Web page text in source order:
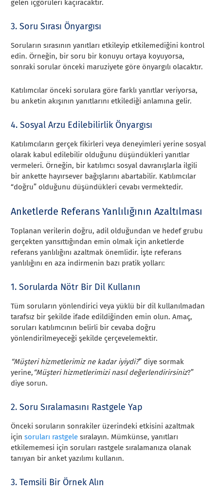
gelen içgörüleri kaçıracaktır.
3. Soru Sırası Önyargısı
Soruların sırasının yanıtları etkileyip etkilemediğini kontrol
edin. Örneğin, bir soru bir konuyu ortaya koyuyorsa,
sonraki sorular önceki maruziyete göre önyargılı olacaktır.
Katılımcılar önceki sorulara göre farklı yanıtlar veriyorsa,
bu anketin akışının yanıtlarını etkilediği anlamına gelir.
4. Sosyal Arzu Edilebilirlik Önyargısı
Katılımcıların gerçek fikirleri veya deneyimleri yerine sosyal
olarak kabul edilebilir olduğunu düşündükleri yanıtlar
vermeleri. Örneğin, bir katılımcı sosyal davranışlarla ilgili
bir ankette hayırsever bağışlarını abartabilir. Katılımcılar
“doğru” olduğunu düşündükleri cevabı vermektedir.
Anketlerde Referans Yanlılığının Azaltılması
Toplanan verilerin doğru, adil olduğundan ve hedef grubu
gerçekten yansıttığından emin olmak için anketlerde
referans yanlılığını azaltmak önemlidir. İşte referans
yanlılığını en aza indirmenin bazı pratik yolları:
1. Sorularda Nötr Bir Dil Kullanın
Tüm soruların yönlendirici veya yüklü bir dil kullanılmadan
tarafsız bir şekilde ifade edildiğinden emin olun. Amaç,
soruları katılımcının belirli bir cevaba doğru
yönlendirilmeyeceği şekilde çerçevelemektir.
“Müşteri hizmetlerimiz ne kadar iyiydi?” diye sormak
yerine,“Müşteri hizmetlerimizi nasıl değerlendirirsiniz?”
diye sorun.
2. Soru Sıralamasını Rastgele Yap
Önceki soruların sonrakiler üzerindeki etkisini azaltmak
içinsoruları rastgele sıralayın. Mümkünse, yanıtları
etkilememesi için soruları rastgele sıralamanıza olanak
tanıyan bir anket yazılımı kullanın.
3. Temsili Bir Örnek Alın